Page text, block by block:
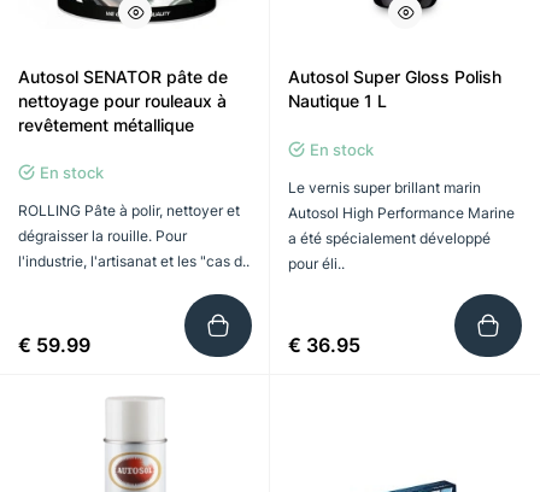
Autosol SENATOR pâte de
nettoyage pour rouleaux à
revêtement métallique
En stock
ROLLING Pâte à polir, nettoyer et
dégraisser la rouille. Pour
l'industrie, l'artisanat et les "cas d..
€ 59.99
Autosol Super Gloss Polish
Nautique 1 L
En stock
Le vernis super brillant marin
Autosol High Performance Marine
a été spécialement développé
pour éli..
€ 36.95